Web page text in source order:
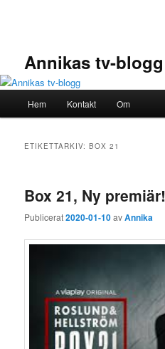
Annikas tv-blogg
Hem Kontakt Om
ETIKETTARKIV:BOX 21
Box 21, Ny premiär!
Publicerat2020-01-10avAnnika